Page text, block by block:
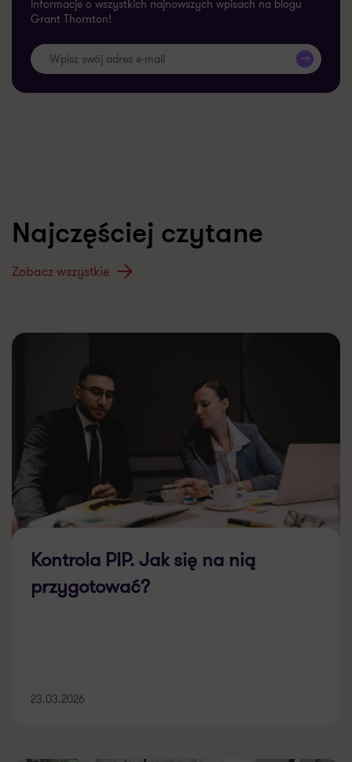
informacje o wszystkich najnowszych wpisach na blogu
Grant Thornton!
>>
Najczęściej czytane
Zobacz wszystkie
Kontrola PIP. Jak się na nią
przygotować?
23.03.2026